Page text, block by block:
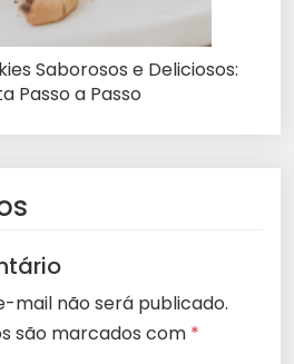
Saborosos e Deliciosos:
Passo a Passo
mail não será publicado.
são marcados com *